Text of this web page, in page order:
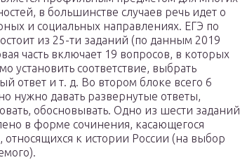
в большинстве случаев речь идет о
и социальных направлениях. ЕГЭ по
из 25-ти заданий (по данным 2019
часть включает 19 вопросов, в которых
установить соответствие, выбрать
ответ и т. д. Во втором блоке всего 6
нужно давать развернутые ответы,
обосновывать. Одно из шести заданий
в форме сочинения, касающегося
относящихся к истории России (на выбор